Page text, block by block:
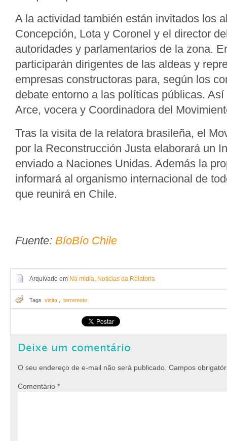
A la actividad también están invitados los
Concepción, Lota y Coronel y el director
autoridades y parlamentarios de la zona.
participarán dirigentes de las aldeas y
empresas constructoras para, según los
debate entorno a las políticas públicas.
Arce, vocera y Coordinadora del
Tras la visita de la relatora brasileña, el
por la Reconstrucción Justa elaborará un
enviado a Naciones Unidas. Además la
informará al organismo internacional de
que reunirá en Chile.
Fuente: BíoBío Chile
Arquivado em Na mídia, Notícias da Relatoria
Tags visita terremoto
Deixe um comentário
O seu endereço de e-mail não será publicado. Campos
Comentário *